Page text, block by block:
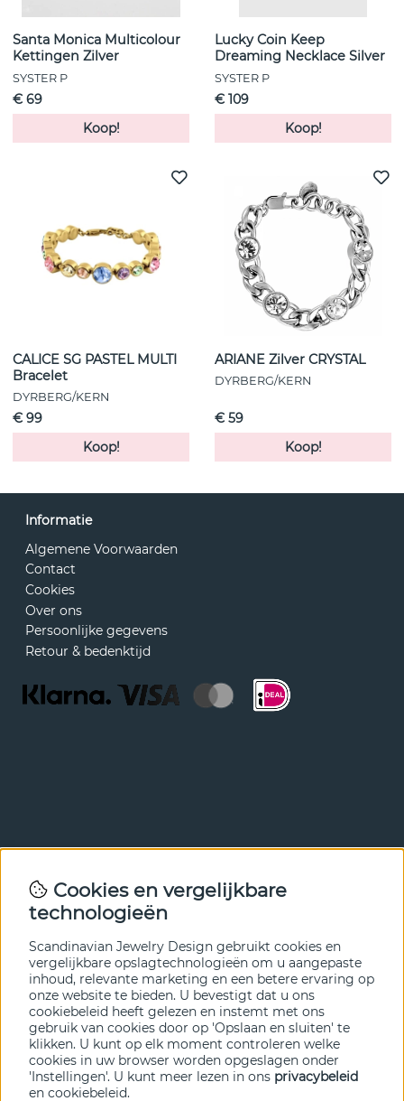
Santa Monica Multicolour
Kettingen Zilver
SYSTER P
€ 69
Koop!
Lucky Coin Keep
Dreaming Necklace Silver
SYSTER P
€ 109
Koop!
CALICE SG PASTEL MULTI
Bracelet
DYRBERG/KERN
€ 99
Koop!
ARIANE Zilver CRYSTAL
DYRBERG/KERN
€ 59
Koop!
Informatie
Algemene Voorwaarden
Contact
Cookies
Over ons
Persoonlijke gegevens
Retour & bedenktijd
Met onze nieuwsbrief ben je als eerste op de hoogte van
nieuws en aanbiedingen. Meld je hieronder aan.
VERZENDEN
Cookies en vergelijkbare
technologieën
Scandinavian Jewelry Design gebruikt cookies en
vergelijkbare opslagtechnologieën om u aangepaste
inhoud, relevante marketing en een betere ervaring op
onze website te bieden. U bevestigt dat u ons
cookiebeleid heeft gelezen en instemt met ons
gebruik van cookies door op 'Opslaan en sluiten' te
klikken. U kunt op elk moment controleren welke
cookies in uw browser worden opgeslagen onder
'Instellingen'. U kunt meer lezen in ons privacybeleid
en cookiebeleid.